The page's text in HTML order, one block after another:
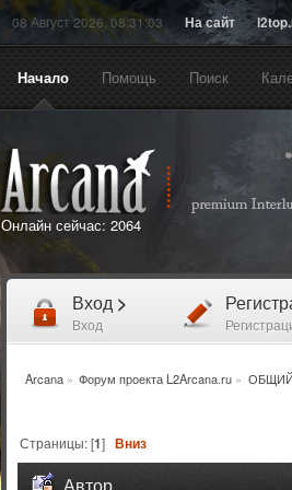
08 Август 2026, 08:31:03 На сайт
Начало Помощь Поиск
Онлайн сейчас: 2064
Вход >
Вход
Arcana» Форум проекта L2Arcana.ru »
Страницы: [1]Вниз
Автор